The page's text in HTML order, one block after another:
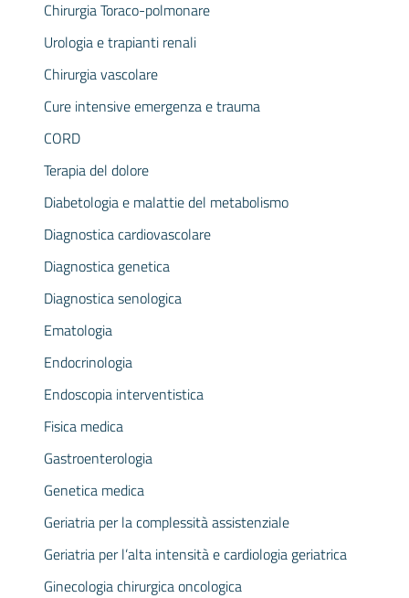
Chirurgia Toraco-polmonare
Urologia e trapianti renali
Chirurgia vascolare
Cure intensive emergenza e trauma
CORD
Terapia del dolore
Diabetologia e malattie del metabolismo
Diagnostica cardiovascolare
Diagnostica genetica
Diagnostica senologica
Ematologia
Endocrinologia
Endoscopia interventistica
Fisica medica
Gastroenterologia
Genetica medica
Geriatria per la complessità assistenziale
Geriatria per l’alta intensità e cardiologia geriatrica
Ginecologia chirurgica oncologica